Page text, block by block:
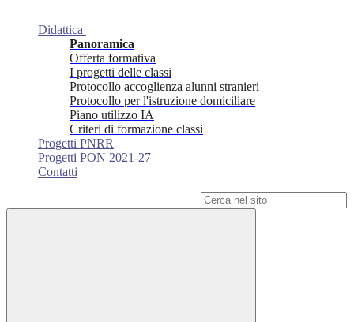
Didattica
Panoramica
Offerta formativa
I progetti delle classi
Protocollo accoglienza alunni stranieri
Protocollo per l'istruzione domiciliare
Piano utilizzo IA
Criteri di formazione classi
Progetti PNRR
Progetti PON 2021-27
Contatti